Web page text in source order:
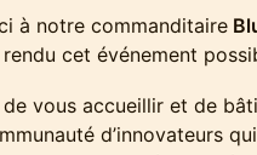
à notre commanditaire
cet événement
vous accueillir et de
d’innovateurs qui